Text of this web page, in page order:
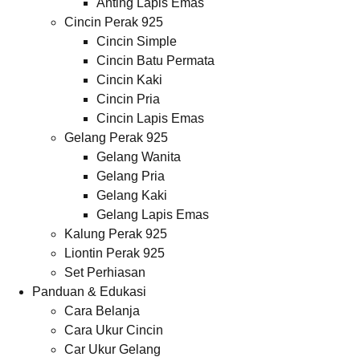
Anting Lapis Emas
Cincin Perak 925
Cincin Simple
Cincin Batu Permata
Cincin Kaki
Cincin Pria
Cincin Lapis Emas
Gelang Perak 925
Gelang Wanita
Gelang Pria
Gelang Kaki
Gelang Lapis Emas
Kalung Perak 925
Liontin Perak 925
Set Perhiasan
Panduan & Edukasi
Cara Belanja
Cara Ukur Cincin
Car Ukur Gelang